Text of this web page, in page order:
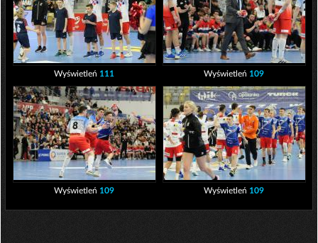
Wyświetleń 111 Wyświetleń 109
Wyświetleń 109 Wyświetleń 109